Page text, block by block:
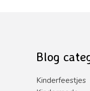
Blog
Kinderfeestjes